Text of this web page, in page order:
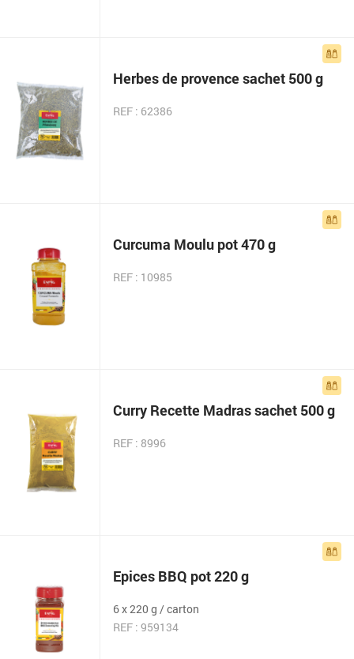
Herbes de provence sachet 500 g
REF : 62386
Curcuma Moulu pot 470 g
REF : 10985
Curry Recette Madras sachet 500 g
REF : 8996
Epices BBQ pot 220 g
6 x 220 g / carton
REF : 959134